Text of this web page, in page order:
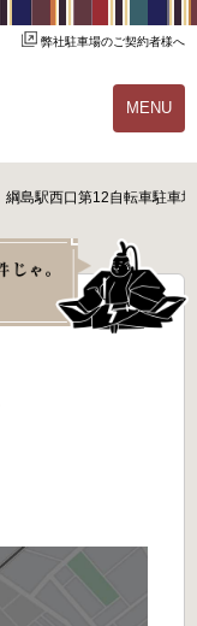
弊社駐車場のご契約者様へ
MENU
ご契約の流れ
駐輪場オーナー様へ
綱島駅西口第12自転車駐車場